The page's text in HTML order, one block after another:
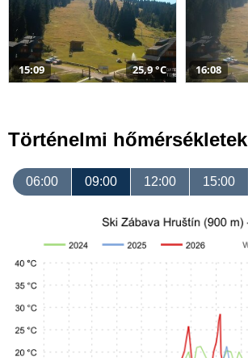
15:09 25,9 °C 16:08
Történelmi hőmérsékletek
06:00 09:00 12:00 15:00